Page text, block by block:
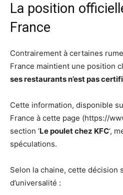
La position
France
Contrairement à certaines
France maintient une position
ses restaurants n’est pas
Cette information, disponible
France à cette page (https://
section ‘Le poulet chez KFC‘,
spéculations.
Selon la chaine, cette décision
d’universalité :